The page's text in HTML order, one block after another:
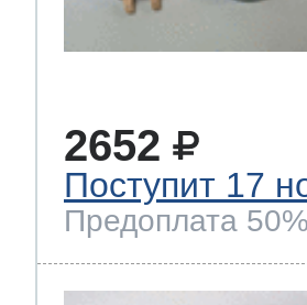
2652
Поступит 17
Предоплата 50%